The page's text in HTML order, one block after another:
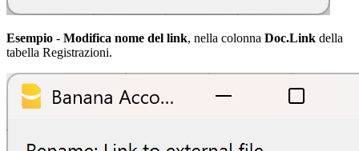
Esempio - Modifica nome del link, nella colonna Doc.Link della
tabella Registrazioni.